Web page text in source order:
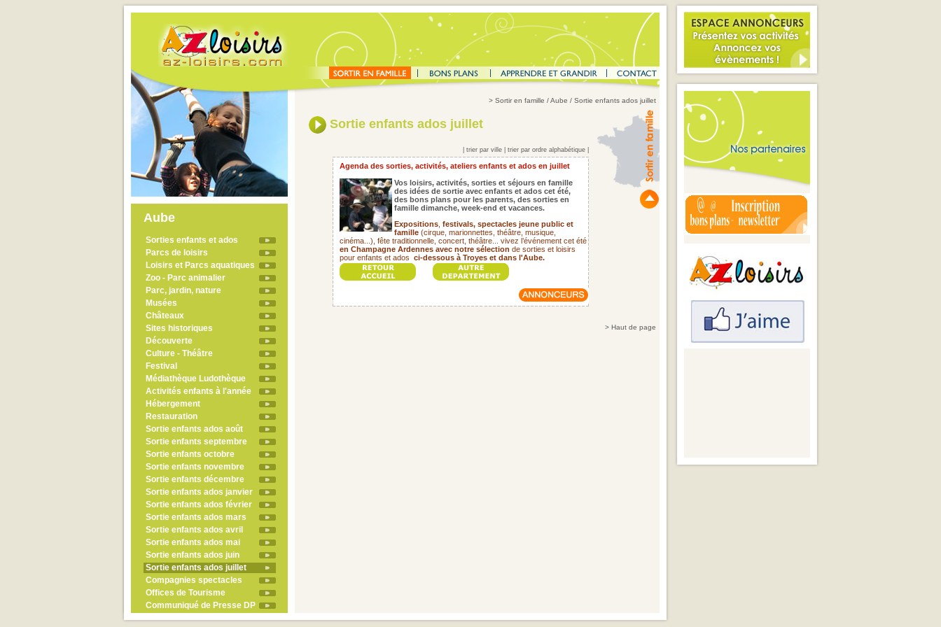
Aube
Sorties enfants et ados
Parcs de loisirs
Loisirs et Parcs aquatiques
Zoo - Parc animalier
Parc, jardin, nature
Musées
Châteaux
Sites historiques
Découverte
Culture - Théâtre
Festival
Médiathèque Ludothèque
Activités enfants à l'année
Hébergement
Restauration
Sortie enfants ados août
Sortie enfants septembre
Sortie enfants octobre
Sortie enfants novembre
Sortie enfants décembre
Sortie enfants ados janvier
Sortie enfants ados février
Sortie enfants ados mars
Sortie enfants ados avril
Sortie enfants ados mai
Sortie enfants ados juin
Sortie enfants ados juillet
Compagnies spectacles
Offices de Tourisme
Communiqué de Presse DP
> Sortir en famille / Aube / Sortie enfants ados juillet
Sortie enfants ados juillet
trier par ville trier par ordre alphabétique
Agenda des sorties, activités, ateliers enfants et ados en juillet
Vos loisirs, activités, sorties et séjours en famille
des idées de sortie avec enfants et ados cet été,
des bons plans pour les parents, des sorties en
famille dimanche, week-end et vacances.
Expositions festivals, spectacles jeune public et
famille (cirque, marionnettes, théâtre, musique,
cinéma...), fête traditionnelle, concert, théâtre... vivez l’événement cet été
en Champagne Ardennes avec notre sélection de sorties et loisirs
pour enfants et ados ci-dessous à Troyes et dans l'Aube.
> Haut de page